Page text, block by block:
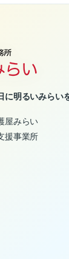
明るいみらいを
屋みらい
援事業所